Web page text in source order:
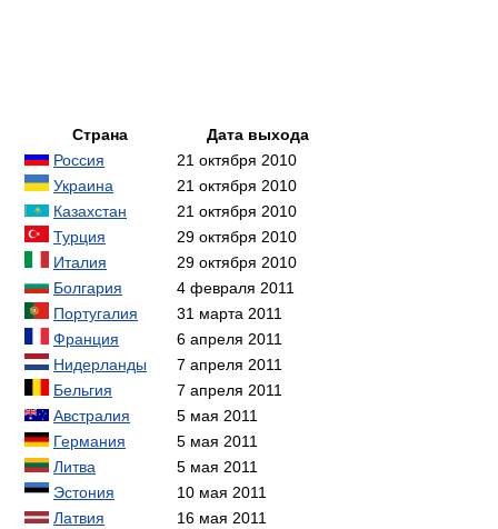
Страна
Дата выхода
Россия
21 октября 2010
Украина
21 октября 2010
Казахстан
21 октября 2010
Турция
29 октября 2010
Италия
29 октября 2010
Болгария
4 февраля 2011
Португалия
31 марта 2011
Франция
6 апреля 2011
Нидерланды
7 апреля 2011
Бельгия
7 апреля 2011
Австралия
5 мая 2011
Германия
5 мая 2011
Литва
5 мая 2011
Эстония
10 мая 2011
Латвия
16 мая 2011